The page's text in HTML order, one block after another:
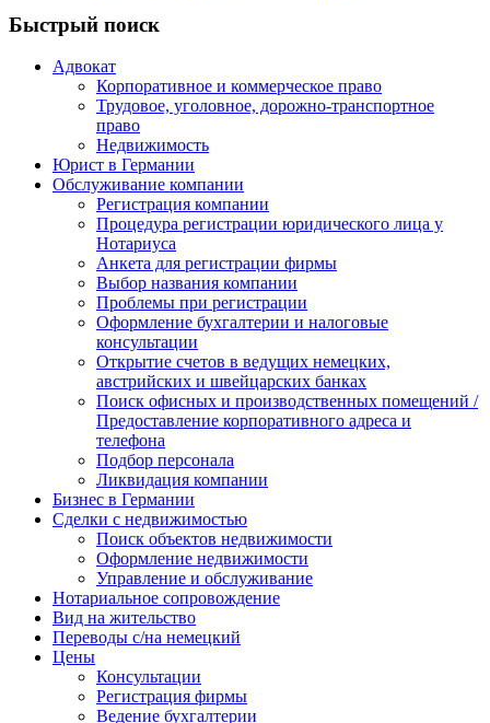
Быстрый поиск
Адвокат
Корпоративное и коммерческое право
Трудовое, уголовное, дорожно-транспортное
право
Недвижимость
Юрист в Германии
Обслуживание компании
Регистрация компании
Процедура регистрации юридического лица у
Нотариуса
Анкета для регистрации фирмы
Выбор названия компании
Проблемы при регистрации
Оформление бухгалтерии и налоговые
консультации
Открытие счетов в ведущих немецких,
австрийских и швейцарских банках
Поиск офисных и производственных помещений /
Предоставление корпоративного адреса и
телефона
Подбор персонала
Ликвидация компании
Бизнес в Германии
Сделки с недвижимостью
Поиск объектов недвижимости
Оформление недвижимости
Управление и обслуживание
Нотариальное сопровождение
Вид на жительство
Переводы с/на немецкий
Цены
Консультации
Регистрация фирмы
Ведение бухгалтерии